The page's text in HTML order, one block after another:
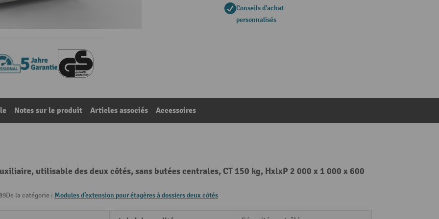
Conseils d'achat
personnalisés
Notes sur le produit Articles associés Accessoires
utilisable des deux côtés, sans butées centrales, CT 150 kg, HxlxP 2 000 x 1 000 x 600
De la catégorie : Modules d’extension pour étagères à dossiers deux côtés